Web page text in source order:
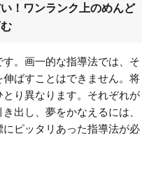
！ワンランク上のめんど
。画一的な指導法では、そ
ばすことはできません。将
り異なります。それぞれが
出し、夢をかなえるには、
ピッタリあった指導法が必